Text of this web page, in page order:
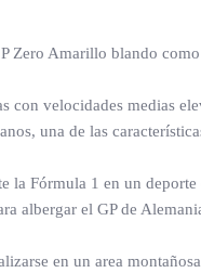
Zero Amarillo blando
velocidades medias
una de las
la Fórmula 1 en un
albergar el GP de
en un area